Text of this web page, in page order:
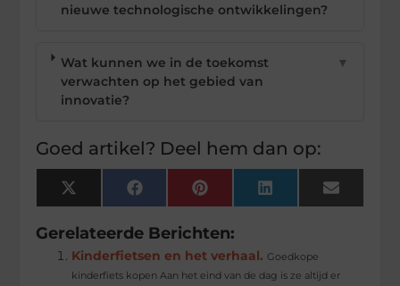
nieuwe technologische ontwikkelingen?
Wat kunnen we in de toekomst
verwachten op het gebied van
innovatie?
▼
Goed artikel? Deel hem dan op:
X
(Twitter)
FacebookPinterest LinkedIn Email
Gerelateerde Berichten:
Kinderfietsen en het verhaal. Goedkope
kinderfiets kopen Aan het eind van de dag is ze altijd er